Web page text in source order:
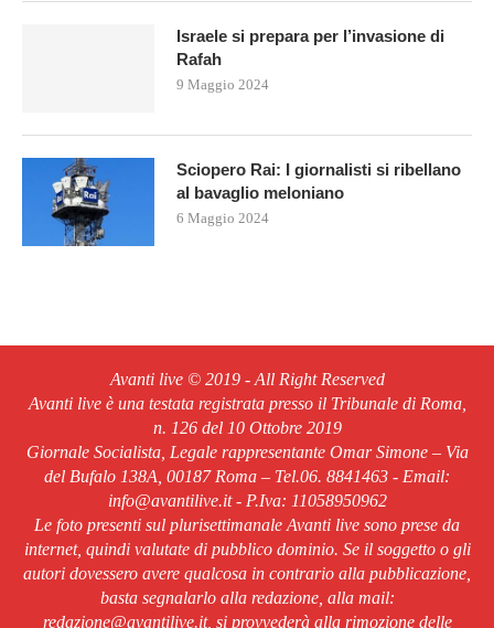
Israele si prepara per l’invasione di
Rafah
9 Maggio 2024
Sciopero Rai: I giornalisti si ribellano
al bavaglio meloniano
6 Maggio 2024
Avanti live © 2019 - All Right Reserved
Avanti live è una testata registrata presso il Tribunale di Roma,
n. 126 del 10 Ottobre 2019
Giornale Socialista, Legale rappresentante Omar Simone – Via
del Bufalo 138A, 00187 Roma – Tel.06. 8841463 - Email:
info@avantilive.it - P.Iva: 11058950962
Le foto presenti sul plurisettimanale Avanti live sono prese da
internet, quindi valutate di pubblico dominio. Se il soggetto o gli
autori dovessero avere qualcosa in contrario alla pubblicazione,
basta segnalarlo alla redazione, alla mail:
redazione@avantilive.it, si provvederà alla rimozione delle